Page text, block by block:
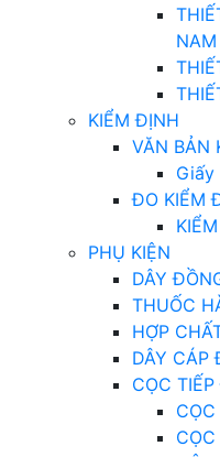
NAM
KIỂM ĐỊNH
VĂN BẢN
ĐO KIỂM
PHỤ KIỆN
DÂY
THUỐC
HỢP
DÂY CÁP
CỌC